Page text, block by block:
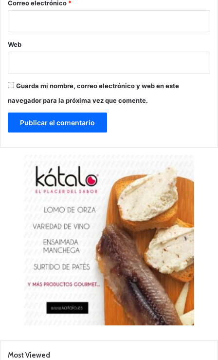
*
Correo electrónico *
Web
Guarda mi nombre, correo electrónico y web en este
navegador para la próxima vez que comente.
Most Viewed